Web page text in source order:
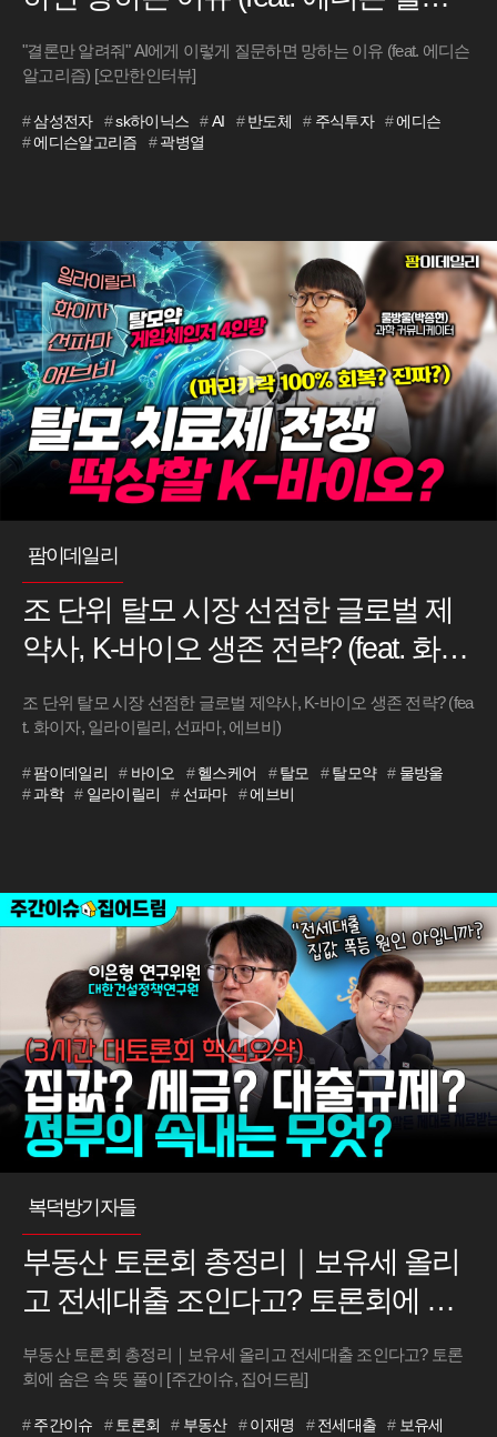
리즘) [오만한인터뷰]
"결론만 알려줘" AI에게 이렇게 질문하면 망하는 이유 (feat. 에디슨
알고리즘) [오만한인터뷰]
# 삼성전자 # sk하이닉스 # AI # 반도체 # 주식투자 # 에디슨
# 에디슨알고리즘 # 곽병열
팜이데일리
조 단위 탈모 시장 선점한 글로벌 제
약사, K-바이오 생존 전략? (feat. 화이
자, 일라이릴리, 선파마, 에브비) #팜
이데일리 #물방울
조 단위 탈모 시장 선점한 글로벌 제약사, K-바이오 생존 전략? (fea
t. 화이자, 일라이릴리, 선파마, 에브비)
# 팜이데일리 # 바이오 # 헬스케어 # 탈모 # 탈모약 # 물방울
# 과학 # 일라이릴리 # 선파마 # 에브비
복덕방기자들
부동산 토론회 총정리｜보유세 올리
고 전세대출 조인다고? 토론회에 숨
은 속 뜻 풀이 [주간이슈, 집어드림]
부동산 토론회 총정리｜보유세 올리고 전세대출 조인다고? 토론
회에 숨은 속 뜻 풀이 [주간이슈, 집어드림]
# 주간이슈 # 토론회 # 부동산 # 이재명 # 전세대출 # 보유세